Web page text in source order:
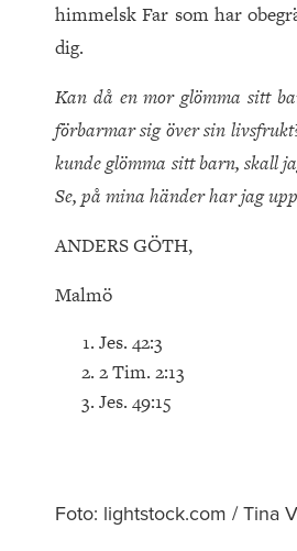
himmelsk Far som har
dig.
Kan då en mor glömma sitt
förbarmar sig över sin
kunde glömma sitt barn, skall
Se, på mina händer har jag
ANDERS GÖTH,
Malmö
Jes. 42:3
2 Tim. 2:13
Jes. 49:15
Foto: lightstock.com / Tina